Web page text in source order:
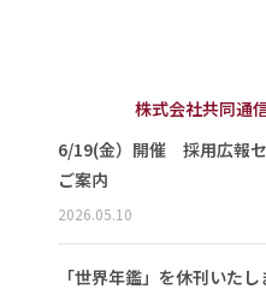
株式会社共同通
6/19(金）開催 採用広報
ご案内
2026.05.10
「世界年鑑」を休刊いたし